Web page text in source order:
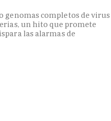
completos de virus
un hito que promete
las alarmas de